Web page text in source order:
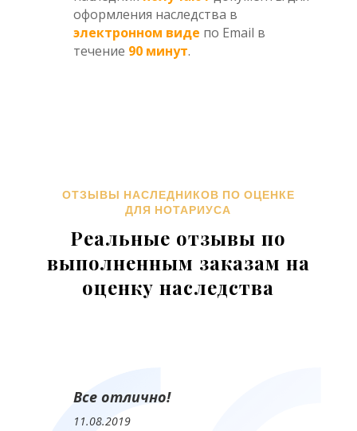
оформления наследства в
электронном виде по Email в
течение 90 минут.
ОТЗЫВЫ НАСЛЕДНИКОВ ПО ОЦЕНКЕ
ДЛЯ НОТАРИУСА
Реальные отзывы по
выполненным заказам на
оценку наследства
Все отлично!
11.08.2019